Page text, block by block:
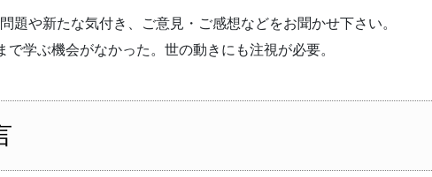
題や新たな気付き、ご意見・ご感想などをお聞かせ下さい。
で学ぶ機会がなかった。世の動きにも注視が必要。